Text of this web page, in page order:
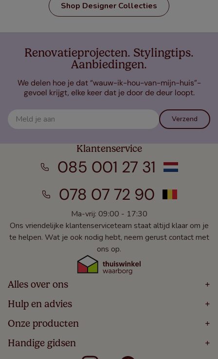
Shop Designer Collecties
Renovatieprojecten. Stylingtips.
Aanbiedingen.
We delen hoe je dat “wauw-ik-hou-van-mijn-huis”-
gevoel krijgt, elke keer dat je door de deur loopt.
Verzend
Klantenservice
085 001 27 31
078 07 72 90
Ma-vrij: 09:00 - 17:30
Ons vriendelijke klantenserviceteam staat altijd klaar om je
te helpen. Wat je ook nodig hebt, neem gerust contact met
ons op.
Alles over ons +
Home
Over
Bestellen
Winacties
Hulp en advies +
Volg Je Bestelling
Levering
5 Jaar Garantie
Algemene Voorwaarden
Onze producten +
Houten Jaloezieën
Rolgordijnen
Handige gidsen +